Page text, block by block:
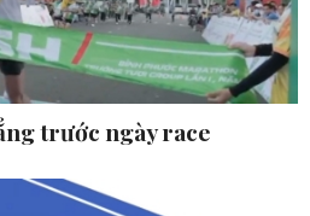
trước ngày race